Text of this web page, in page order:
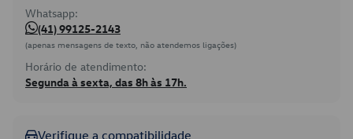
Whatsapp:
(41) 99125-2143
(apenas mensagens de texto, não atendemos ligações)
Horário de atendimento:
Segunda à sexta, das 8h às 17h.
Verifique a compatibilidade